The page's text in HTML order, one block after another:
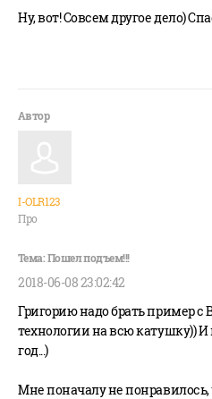
Ну, вот! Совсем другое дело)
I-OLR123
Про
2018-06-08 23:02:42
Григорию надо брать пример
технологии на всю катушку)) И
год...)
Мне поначалу не понравилось,